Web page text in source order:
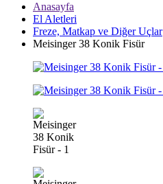
Anasayfa
El Aletleri
Freze, Matkap ve Diğer Uçlar
Meisinger 38 Konik Fisür